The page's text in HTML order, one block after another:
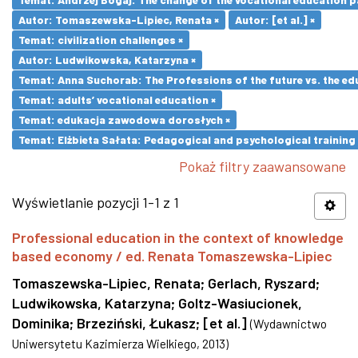
Autor: Tomaszewska-Lipiec, Renata ×
Autor: [et al.] ×
Temat: civilization challenges ×
Autor: Ludwikowska, Katarzyna ×
Temat: Anna Suchorab: The Professions of the future vs. the
Temat: adults’ vocational education ×
Temat: edukacja zawodowa dorosłych ×
Temat: Elżbieta Sałata: Pedagogical and psychological
Pokaż filtry zaawansowane
Wyświetlanie pozycji 1-1 z 1
Professional education in the context of knowledge
based economy / ed. Renata Tomaszewska-Lipiec
Tomaszewska-Lipiec, Renata; Gerlach, Ryszard;
Ludwikowska, Katarzyna; Goltz-Wasiucionek,
Dominika; Brzeziński, Łukasz; [et al.] (Wydawnictwo
Uniwersytetu Kazimierza Wielkiego, 2013)